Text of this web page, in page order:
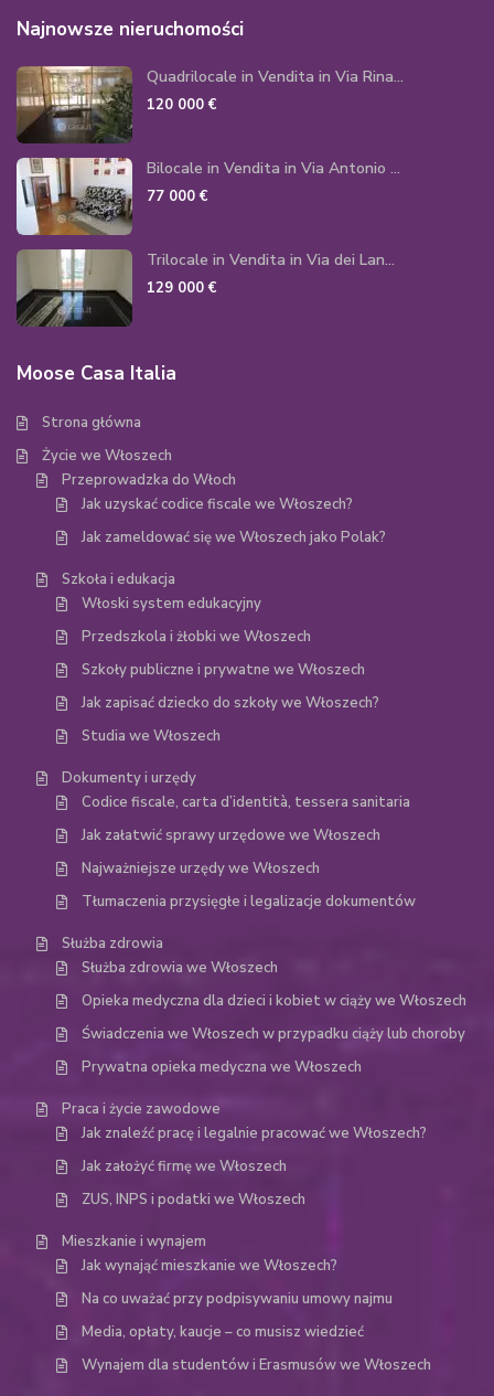
Najnowsze nieruchomości
Quadrilocale in Vendita in Via Rina...
120 000 €
Bilocale in Vendita in Via Antonio ...
77 000 €
Trilocale in Vendita in Via dei Lan...
129 000 €
Moose Casa Italia
Strona główna
Życie we Włoszech
Przeprowadzka do Włoch
Jak uzyskać codice fiscale we Włoszech?
Jak zameldować się we Włoszech jako Polak?
Szkoła i edukacja
Włoski system edukacyjny
Przedszkola i żłobki we Włoszech
Szkoły publiczne i prywatne we Włoszech
Jak zapisać dziecko do szkoły we Włoszech?
Studia we Włoszech
Dokumenty i urzędy
Codice fiscale, carta d’identità, tessera sanitaria
Jak załatwić sprawy urzędowe we Włoszech
Najważniejsze urzędy we Włoszech
Tłumaczenia przysięgłe i legalizacje dokumentów
Służba zdrowia
Służba zdrowia we Włoszech
Opieka medyczna dla dzieci i kobiet w ciąży we Włoszech
Świadczenia we Włoszech w przypadku ciąży lub choroby
Prywatna opieka medyczna we Włoszech
Praca i życie zawodowe
Jak znaleźć pracę i legalnie pracować we Włoszech?
Jak założyć firmę we Włoszech
ZUS, INPS i podatki we Włoszech
Mieszkanie i wynajem
Jak wynająć mieszkanie we Włoszech?
Na co uważać przy podpisywaniu umowy najmu
Media, opłaty, kaucje – co musisz wiedzieć
Wynajem dla studentów i Erasmusów we Włoszech